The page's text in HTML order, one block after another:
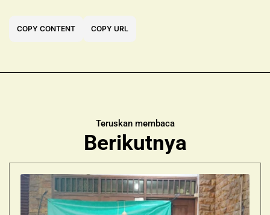
COPY CONTENT COPY URL
Teruskan membaca
Berikutnya